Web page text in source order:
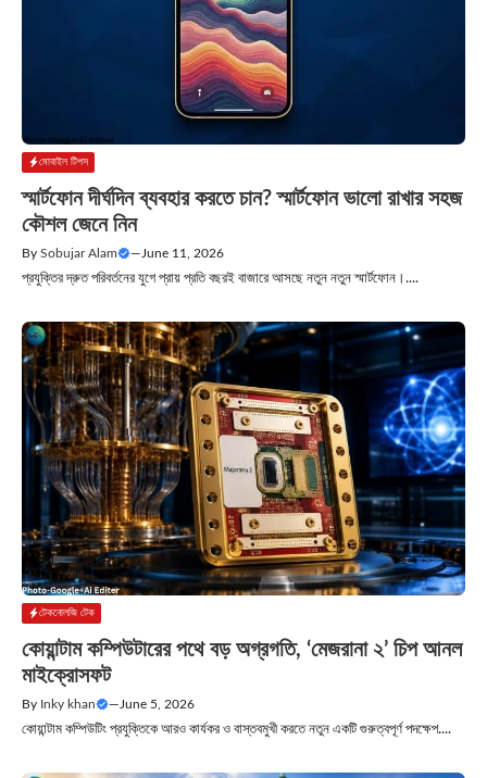
মোবাইল টিপস
স্মার্টফোন দীর্ঘদিন ব্যবহার করতে চান? স্মার্টফোন ভালো রাখার সহজ
কৌশল জেনে নিন
By Sobujar Alam — June 11, 2026
প্রযুক্তির দ্রুত পরিবর্তনের যুগে প্রায় প্রতি বছরই বাজারে আসছে নতুন নতুন স্মার্টফোন।....
টেকনোলজি টেক
কোয়ান্টাম কম্পিউটারের পথে বড় অগ্রগতি, ‘মেজরানা ২’ চিপ আনল
মাইক্রোসফট
By Inky khan — June 5, 2026
কোয়ান্টাম কম্পিউটিং প্রযুক্তিকে আরও কার্যকর ও বাস্তবমুখী করতে নতুন একটি গুরুত্বপূর্ণ পদক্ষেপ....